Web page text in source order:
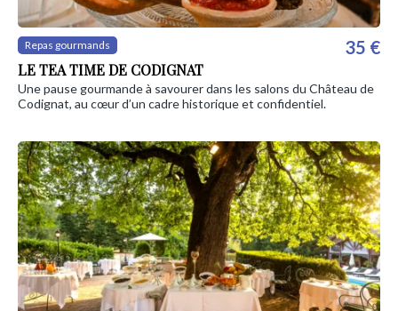
Repas gourmands
LE TEA TIME DE CODIGNAT
35 €
Une pause gourmande à savourer dans les salons du Château de
Codignat, au cœur d’un cadre historique et confidentiel.